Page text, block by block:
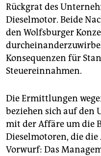
Rückgrat des
Dieselmotor. Beide
den Wolfsburger
Konsequenzen für
Steuereinnahmen.
Die Ermittlungen
beziehen sich auf den
mit der Affäre um die
Dieselmotoren, die die
Vorwurf: Das